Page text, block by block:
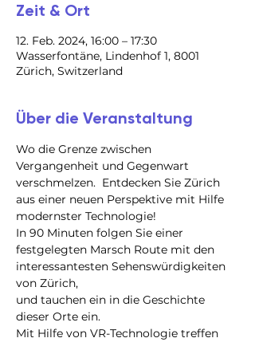
Zeit & Ort
12. Feb. 2024, 16:00 – 17:30
Wasserfontäne, Lindenhof 1, 8001
Zürich, Switzerland
Über die Veranstaltung
Wo die Grenze zwischen
Vergangenheit und Gegenwart
verschmelzen.  Entdecken Sie Zürich
aus einer neuen Perspektive mit Hilfe
modernster Technologie!
In 90 Minuten folgen Sie einer
festgelegten Marsch Route mit den
interessantesten Sehenswürdigkeiten
von Zürich,
und tauchen ein in die Geschichte
dieser Orte ein.
Mit Hilfe von VR-Technologie treffen